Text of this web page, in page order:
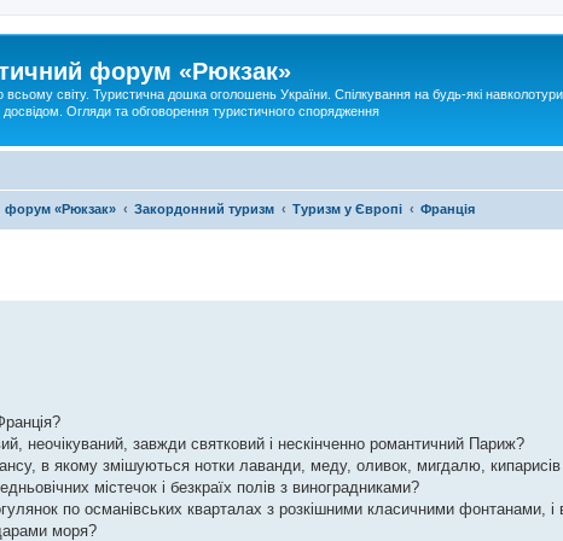
форум «Рюкзак»
всьому світу. Туристична дошка оголошень України. Спілкування на будь-які
Огляди та обговорення туристичного спорядження
форум «Рюкзак» Закордонний туризм Туризм у Європі Франція
неочікуваний, завжди святковий і нескінченно романтичний Париж?
в якому змішуються нотки лаванди, меду, оливок, мигдалю, кипарисів
містечок і безкраїх полів з виноградниками?
по османівських кварталах з розкішними класичними фонтанами, і
моря?